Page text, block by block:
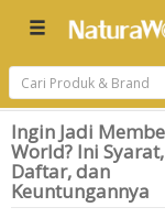
Ingin Jadi
World? Ini
Daftar, dan
Keuntungannya